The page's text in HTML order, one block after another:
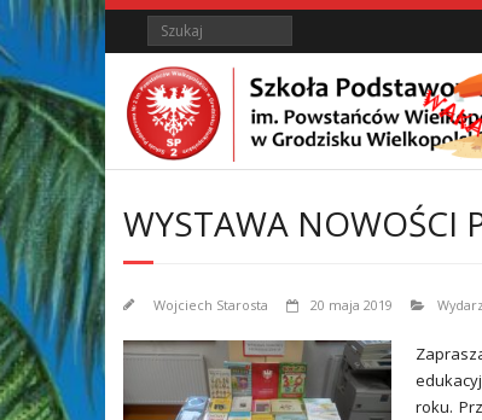
Skip
to
Content
Skip
to
content
Search
WYSTAWA NOWOŚCI
Wojciech Starosta 20 maja 2019
roku.